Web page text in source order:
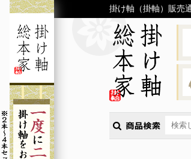
掛け軸（掛軸）販売